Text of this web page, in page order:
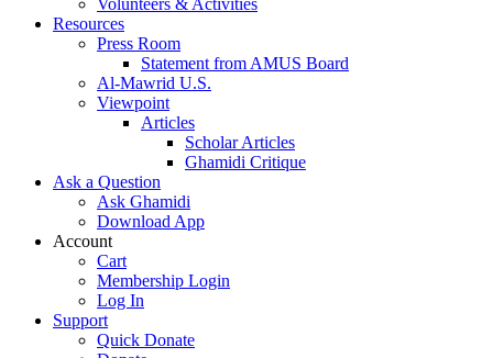
Volunteers & Activities
Resources
Press Room
Statement from AMUS Board
Al-Mawrid U.S.
Viewpoint
Articles
Scholar Articles
Ghamidi Critique
Ask a Question
Ask Ghamidi
Download App
Account
Cart
Membership Login
Log In
Support
Quick Donate